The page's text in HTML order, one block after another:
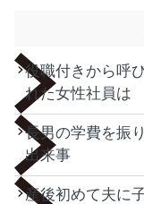
役職付きから呼
れた女性社員は
長男の学費を振
出来事
産後初めて夫に